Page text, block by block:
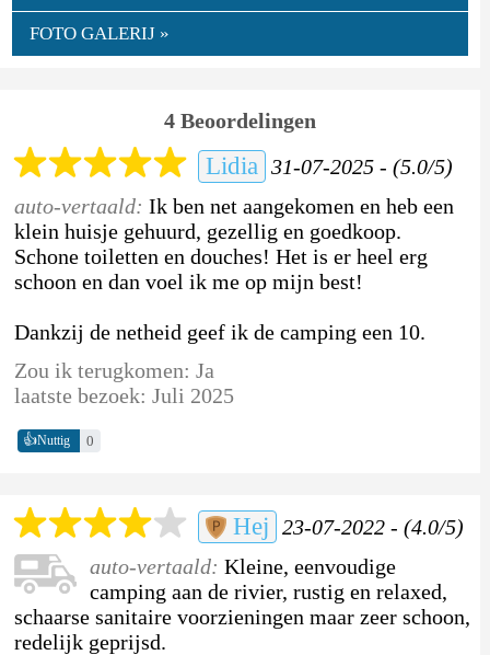
FOTO GALERIJ »
4 Beoordelingen
Lidia 31-07-2025 - (5.0/5)
auto-vertaald: Ik ben net aangekomen en heb een
klein huisje gehuurd, gezellig en goedkoop.
Schone toiletten en douches! Het is er heel erg
schoon en dan voel ik me op mijn best!
Dankzij de netheid geef ik de camping een 10.
Zou ik terugkomen: Ja
laatste bezoek: Juli 2025
👍Nuttig 0
Hej 23-07-2022 - (4.0/5)
auto-vertaald: Kleine, eenvoudige
camping aan de rivier, rustig en relaxed,
schaarse sanitaire voorzieningen maar zeer schoon,
redelijk geprijsd.